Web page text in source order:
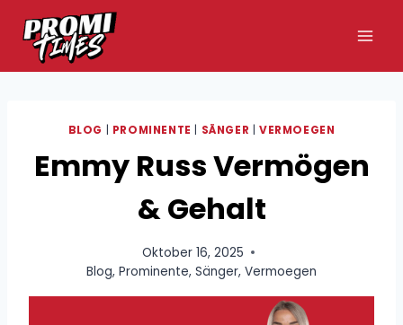
Inhalt
springen
BLOG PROMINENTE SÄNGER VERMOEGEN
Emmy Russ Vermögen
& Gehalt
Oktober 16, 2025
Blog, Prominente, Sänger, Vermoegen